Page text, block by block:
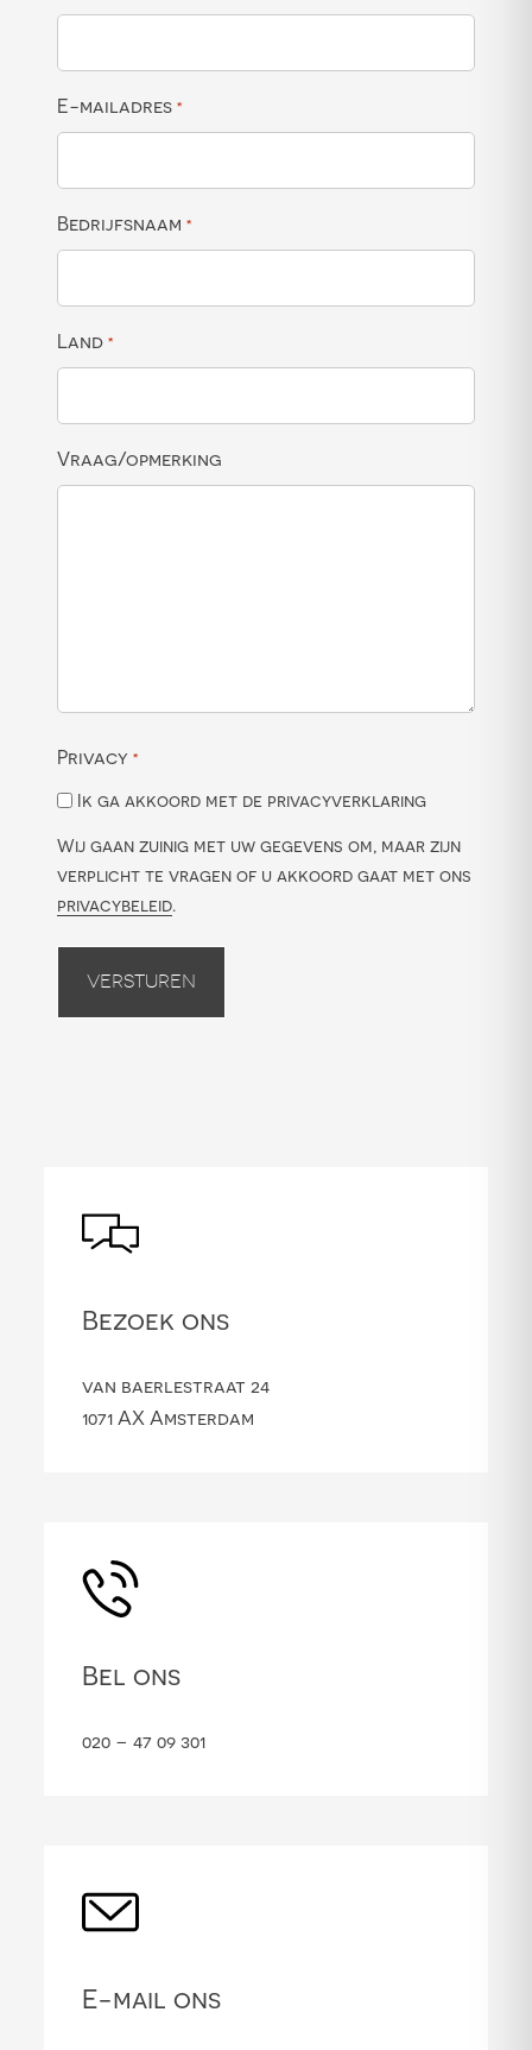
E-mailadres *
Bedrijfsnaam *
Land *
Vraag/opmerking
Privacy *
Ik ga akkoord met de privacyverklaring
Wij gaan zuinig met uw gegevens om, maar zijn
verplicht te vragen of u akkoord gaat met ons
privacybeleid.
Versturen
Bezoek ons
van baerlestraat 24
1071 AX Amsterdam
Bel ons
020 – 47 09 301
E-mail ons